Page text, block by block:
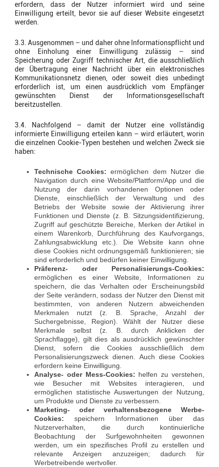
erfordern, dass der Nutzer informiert wird und seine
Einwilligung erteilt, bevor sie auf dieser Website eingesetzt
werden.
3.3. Ausgenommen – und daher ohne Informationspflicht und
ohne Einholung einer Einwilligung zulässig – sind
Speicherung oder Zugriff technischer Art, die ausschließlich
der Übertragung einer Nachricht über ein elektronisches
Kommunikationsnetz dienen, oder soweit dies unbedingt
erforderlich ist, um einen ausdrücklich vom Empfänger
gewünschten Dienst der Informationsgesellschaft
bereitzustellen.
3.4. Nachfolgend – damit der Nutzer eine vollständig
informierte Einwilligung erteilen kann – wird erläutert, worin
die einzelnen Cookie-Typen bestehen und welchen Zweck sie
haben:
Technische Cookies: ermöglichen dem Nutzer die
Navigation durch eine Website/Plattform/App und die
Nutzung der darin vorhandenen Optionen oder
Dienste, einschließlich der Verwaltung und des
Betriebs der Website sowie der Aktivierung ihrer
Funktionen und Dienste (z. B. Sitzungsidentifizierung,
Zugriff auf geschützte Bereiche, Merken der Artikel in
einem Warenkorb, Durchführung des Kaufvorgangs,
Zahlungsabwicklung etc.). Die Website kann ohne
diese Cookies nicht ordnungsgemäß funktionieren; sie
sind erforderlich und bedürfen keiner Einwilligung.
Präferenz- oder Personalisierungs-Cookies:
ermöglichen es einer Website, Informationen zu
speichern, die das Verhalten oder Erscheinungsbild
der Seite verändern, sodass der Nutzer den Dienst mit
bestimmten, von anderen Nutzern abweichenden
Merkmalen nutzt (z. B. Sprache, Anzahl der
Suchergebnisse, Region). Wählt der Nutzer diese
Merkmale selbst (z. B. durch Anklicken der
Sprachflagge), gilt dies als ausdrücklich gewünschter
Dienst, sofern die Cookies ausschließlich dem
Personalisierungszweck dienen. Auch diese Cookies
erfordern keine Einwilligung.
Analyse- oder Mess-Cookies: helfen zu verstehen,
wie Besucher mit Websites interagieren, und
ermöglichen statistische Auswertungen der Nutzung,
um Produkte und Dienste zu verbessern.
Marketing- oder verhaltensbezogene Werbe-
Cookies: speichern Informationen über das
Nutzerverhalten, die durch kontinuierliche
Beobachtung der Surfgewohnheiten gewonnen
werden, um ein spezifisches Profil zu erstellen und
relevante Anzeigen anzuzeigen; dadurch für
Werbetreibende wertvoller.